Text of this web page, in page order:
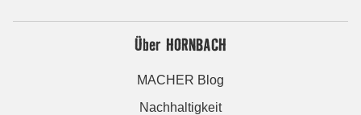
Über HORNBACH
MACHER Blog
Nachhaltigkeit